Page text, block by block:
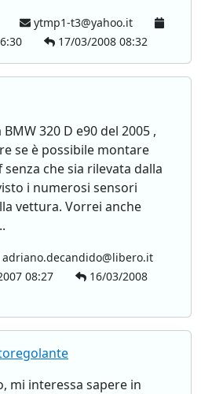
ytmp1-t3@yahoo.it
17/03/2008 08:32
320 D e90 del 2005 ,
se è possibile montare
che sia rilevata dalla
i numerosi sensori
vettura. Vorrei anche
adriano.decandido@libero.it
08:27
16/03/2008
mi interessa sapere in